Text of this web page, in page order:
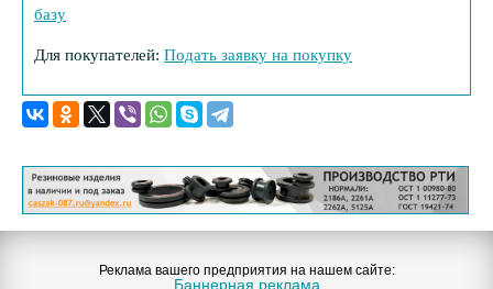
базу
Для покупателей: Подать заявку на покупку
Реклама вашего предприятия на нашем сайте:
Баннерная реклама